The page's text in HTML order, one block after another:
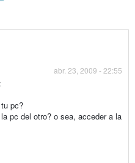
abr. 23, 2009 - 22:55
pc?
pc del otro? o sea, acceder a la